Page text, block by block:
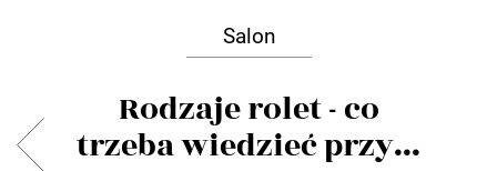
Salon
Rodzaje rolet - co
trzeba wiedzieć przy...